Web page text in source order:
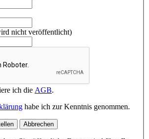
nicht veröffentlicht)
ich die AGB.
habe ich zur Kenntnis genommen.
Abbrechen